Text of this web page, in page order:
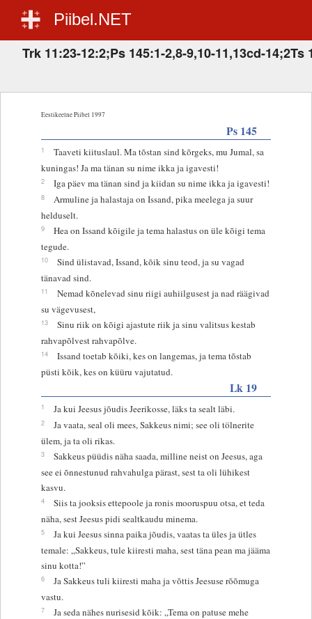
Piibel.NET
Trk 11:23-12:2;Ps 145:1-2,8-9,10-11,13cd-14;2Ts
Eestikeelne Piibel 1997
Ps 145
1
Taaveti kiituslaul. Ma tõstan sind kõrgeks, mu Jumal, sa
kuningas! Ja ma tänan su nime ikka ja igavesti!
2 Iga päev ma tänan sind ja kiidan su nime ikka ja igavesti!
8
Armuline ja halastaja on Issand, pika meelega ja suur
helduselt.
9
Hea on Issand kõigile ja tema halastus on üle kõigi tema
tegude.
10
Sind ülistavad, Issand, kõik sinu teod, ja su vagad
tänavad sind.
11
Nemad kõnelevad sinu riigi auhiilgusest ja nad räägivad
su vägevusest,
13
Sinu riik on kõigi ajastute riik ja sinu valitsus kestab
rahvapõlvest rahvapõlve.
14
Issand toetab kõiki, kes on langemas, ja tema tõstab
püsti kõik, kes on küüru vajutatud.
Lk 19
1 Ja kui Jeesus jõudis Jeerikosse, läks ta sealt läbi.
2
Ja vaata, seal oli mees, Sakkeus nimi; see oli tölnerite
ülem, ja ta oli rikas.
3
Sakkeus püüdis näha saada, milline neist on Jeesus, aga
see ei õnnestunud rahvahulga pärast, sest ta oli lühikest
kasvu.
4
Siis ta jooksis ettepoole ja ronis mooruspuu otsa, et teda
näha, sest Jeesus pidi sealtkaudu minema.
5
Ja kui Jeesus sinna paika jõudis, vaatas ta üles ja ütles
temale: „Sakkeus, tule kiiresti maha, sest täna pean ma jääma
sinu kotta!”
6
Ja Sakkeus tuli kiiresti maha ja võttis Jeesuse rõõmuga
vastu.
7
Ja seda nähes nurisesid kõik: „Tema on patuse mehe